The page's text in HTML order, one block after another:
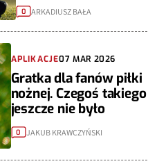
0 ARKADIUSZ BAŁA
APLIKACJE07 MAR 2026
Gratka dla fanów piłki
nożnej. Czegoś takiego
jeszcze nie było
0 JAKUB KRAWCZYŃSKI